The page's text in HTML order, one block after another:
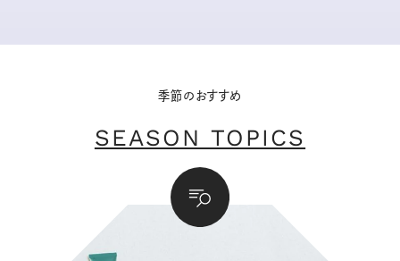
季節のおすすめ
SEASON TOPICS